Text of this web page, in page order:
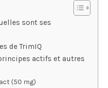
sont ses
de TrimIQ
actifs et autres
(50 mg)